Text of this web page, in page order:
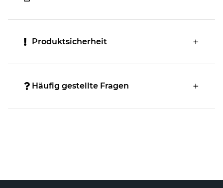
Produktsicherheit
Häufig gestellte Fragen